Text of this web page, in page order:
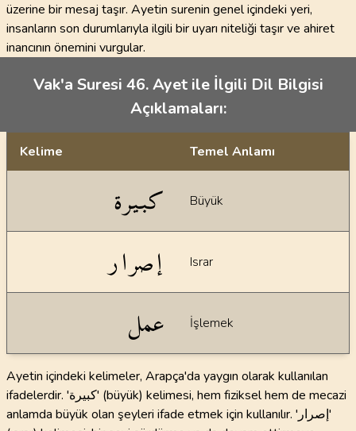
üzerine bir mesaj taşır. Ayetin surenin genel içindeki yeri,
insanların son durumlarıyla ilgili bir uyarı niteliği taşır ve ahiret
inancının önemini vurgular.
Vak'a Suresi 46. Ayet ile İlgili Dil Bilgisi
Açıklamaları:
Kelime Temel Anlamı
كبيرة Büyük
إصرار Israr
عمل İşlemek
Ayetin içindeki kelimeler, Arapça'da yaygın olarak kullanılan
ifadelerdir. 'كبيرة' (büyük) kelimesi, hem fiziksel hem de mecazi
anlamda büyük olan şeyleri ifade etmek için kullanılır. 'إصرار'